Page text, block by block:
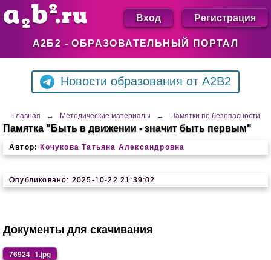
А2Б2 - ОБРАЗОВАТЕЛЬНЫЙ ПОРТАЛ
Вход Регистрация
Новости образования от A2B2
Главная → Методические материалы → Памятки по безопасности
Памятка "Быть в движении - значит быть первым"
Автор: Кочукова Татьяна Александровна
Опубликовано: 2025-10-22 21:39:02
Документы для скачивания
76924_1.jpg